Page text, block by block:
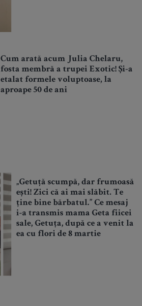
Cum arată acum Julia Chelaru,
fosta membră a trupei Exotic! Și-a
etalat formele voluptoase, la
aproape 50 de ani
„Getuță scumpă, dar frumoasă
ești! Zici că ai mai slăbit. Te
ține bine bărbatul.” Ce mesaj
i-a transmis mama Geta fiicei
sale, Getuța, după ce a venit la
ea cu flori de 8 martie